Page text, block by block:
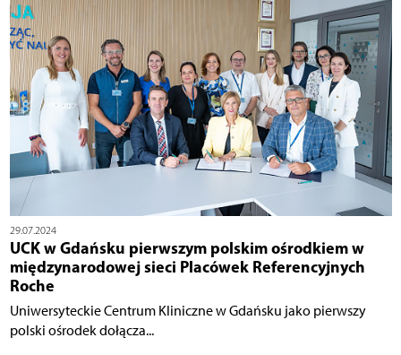
29.07.2024
UCK w Gdańsku pierwszym polskim ośrodkiem w
międzynarodowej sieci Placówek Referencyjnych
Roche
Uniwersyteckie Centrum Kliniczne w Gdańsku jako pierwszy
polski ośrodek dołącza...